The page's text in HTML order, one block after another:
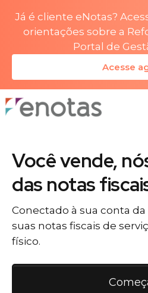
Já é cliente eNotas?
orientações sobre a
Portal de
Acesse
planos
Você vende,
das notas
Conectado à sua conta
suas notas fiscais de
físico.